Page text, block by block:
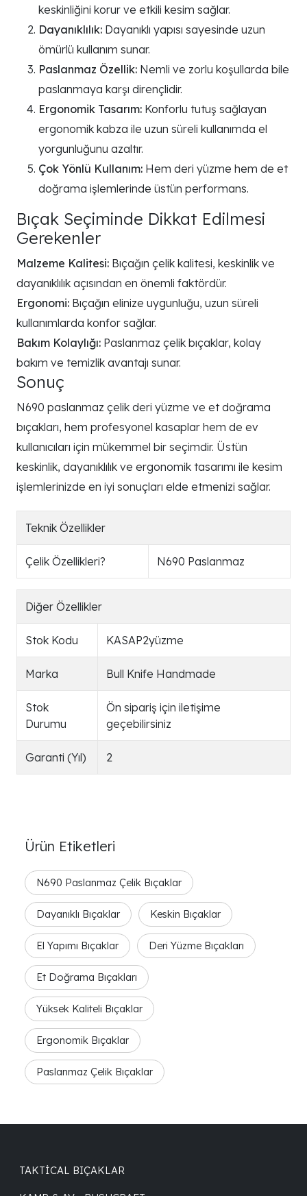
keskinliğini korur ve etkili kesim sağlar.
Dayanıklılık: Dayanıklı yapısı sayesinde uzun
ömürlü kullanım sunar.
Paslanmaz Özellik: Nemli ve zorlu koşullarda bile
paslanmaya karşı dirençlidir.
Ergonomik Tasarım: Konforlu tutuş sağlayan
ergonomik kabza ile uzun süreli kullanımda el
yorgunluğunu azaltır.
Çok Yönlü Kullanım: Hem deri yüzme hem de et
doğrama işlemlerinde üstün performans.
Bıçak Seçiminde Dikkat Edilmesi
Gerekenler
Malzeme Kalitesi: Bıçağın çelik kalitesi, keskinlik ve
dayanıklılık açısından en önemli faktördür.
Ergonomi: Bıçağın elinize uygunluğu, uzun süreli
kullanımlarda konfor sağlar.
Bakım Kolaylığı: Paslanmaz çelik bıçaklar, kolay
bakım ve temizlik avantajı sunar.
Sonuç
N690 paslanmaz çelik deri yüzme ve et doğrama
bıçakları, hem profesyonel kasaplar hem de ev
kullanıcıları için mükemmel bir seçimdir. Üstün
keskinlik, dayanıklılık ve ergonomik tasarımı ile kesim
işlemlerinizde en iyi sonuçları elde etmenizi sağlar.
Teknik Özellikler
Çelik Özellikleri? N690 Paslanmaz
Diğer Özellikler
Stok Kodu KASAP2yüzme
Marka Bull Knife Handmade
Stok
Durumu
Ön sipariş için iletişime
geçebilirsiniz
Garanti (Yıl) 2
Ürün Etiketleri
N690 Paslanmaz Çelik Bıçaklar
Dayanıklı Bıçaklar Keskin Bıçaklar
El Yapımı Bıçaklar Deri Yüzme Bıçakları
Et Doğrama Bıçakları
Yüksek Kaliteli Bıçaklar
Ergonomik Bıçaklar
Paslanmaz Çelik Bıçaklar
TAKTICAL BIÇAKLAR